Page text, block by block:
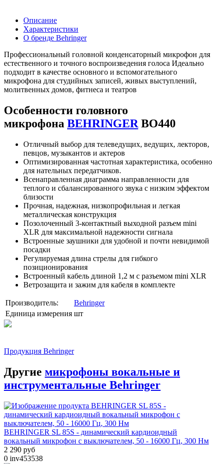
Описание
Характеристики
О бренде Behringer
Профессиональный головной конденсаторный микрофон для
естественного и точного воспроизведения голоса Идеально
подходит в качестве основного и вспомогательного
микрофона для студийных записей, живых выступлений,
молитвенных домов, фитнеса и театров
Особенности головного
микрофона BEHRINGERBO440
Отличный выбор для телеведущих, ведущих, лекторов,
певцов, музыкантов и актеров
Оптимизированная частотная характеристика, особенно
для нательных передатчиков.
Всенаправленная диаграмма направленности для
теплого и сбалансированного звука с низким эффектом
близости
Прочная, надежная, низкопрофильная и легкая
металлическая конструкция
Позолоченный 3-контактный выходной разъем mini
XLR для максимальной надежности сигнала
Встроенные заушники для удобной и почти невидимой
посадки
Регулируемая длина стрелы для гибкого
позиционирования
Встроенный кабель длиной 1,2 м с разъемом mini XLR
Ветрозащита и зажим для кабеля в комплекте
Производитель:
Behringer
Единица измерения шт
Продукция Behringer
Другие микрофоны вокальные и
инструментальные Behringer
BEHRINGER SL 85S - динамический кардиоидный
вокальный микрофон с выключателем, 50 - 16000 Гц, 300 Нм
2 290 руб
0 inv453538